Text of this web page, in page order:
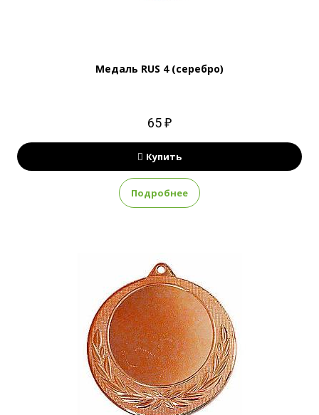
Медаль RUS 4 (серебро)
65 ₽
Купить
Подробнее